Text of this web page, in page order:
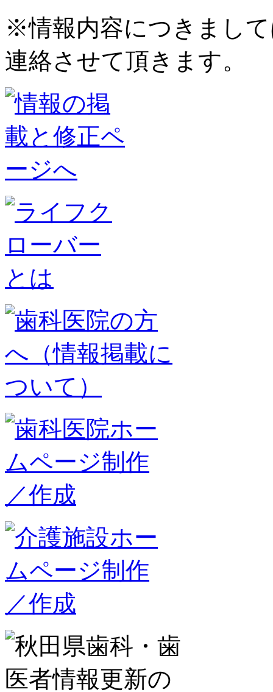
※情報内容につきまし
連絡させて頂きます。